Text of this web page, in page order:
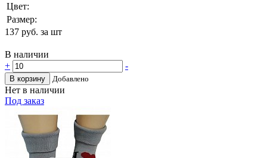
Цвет:
Размер:
137 руб. за шт
В наличии
+
-
В корзину Добавлено
Нет в наличии
Под заказ